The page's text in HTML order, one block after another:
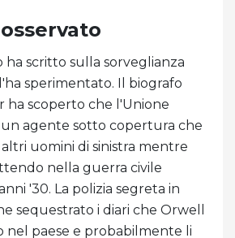
scritto sulla sorveglianza
sperimentato. Il biografo
ha scoperto che l'Unione
un agente sotto copertura che
uomini di sinistra mentre
nella guerra civile
'30. La polizia segreta in
sequestrato i diari che Orwell
nel paese e probabilmente li